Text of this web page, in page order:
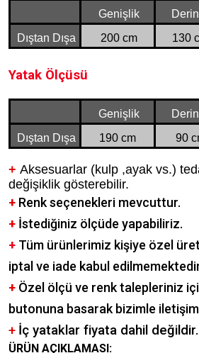
Genişlik
Dıştan Dışa
200 cm 130
Yatak Ölçüsü
Genişlik
Dıştan Dışa
190 cm 90
+ Aksesuarlar (kulp ,ayak vs.)
değişiklik gösterebilir.
+ Renk seçenekleri mevcuttur.
+ İstediğiniz ölçüde yapabiliriz.
+ Tüm ürünlerimiz kişiye özel
iptal ve iade kabul
+ Özel ölçü ve renk talepleriniz
butonuna basarak bizimle
+ İç yataklar fiyata dahil değildir.
ÜRÜN AÇIKLAMASI: